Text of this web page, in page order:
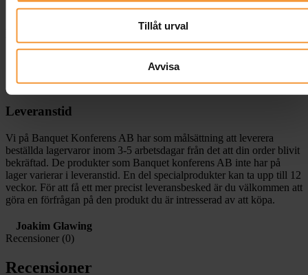
Tillåt urval
Avvisa
Rek. Max. belastning på 8 kg
Kontorslandskap
Leveranstid
Vi på Banquet Konferens AB har som målsättning att leverera
beställda lagervaror inom 3-5 arbetsdagar från det att din order blivit
bekräftad. De produkter som Banquet konferens AB inte har på
lager varierar i leveranstid. En del specialprodukter kan ta upp till 12
veckor. För att få ett mer precist leveransbesked är du välkommen att
göra en förfrågan på den produkt du är intresserad av att köpa.
Joakim Glawing
Recensioner (0)
Recensioner